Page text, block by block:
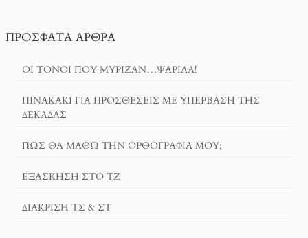
ΠΡΌΣΦΑΤΑ ΆΡΘΡΑ
ΟΙ ΤΌΝΟΙ ΠΟΥ ΜΎΡΙΖΑΝ…ΨΑΡΊΛΑ!
ΠΙΝΑΚΆΚΙ ΓΙΑ ΠΡΟΣΘΈΣΕΙΣ ΜΕ ΥΠΈΡΒΑΣΗ ΤΗΣ
ΔΕΚΆΔΑΣ
ΠΏΣ ΘΑ ΜΆΘΩ ΤΗΝ ΟΡΘΟΓΡΑΦΊΑ ΜΟΥ;
ΕΞΆΣΚΗΣΗ ΣΤΟ ΤΖ
ΔΙΆΚΡΙΣΗ ΤΣ & ΣΤ